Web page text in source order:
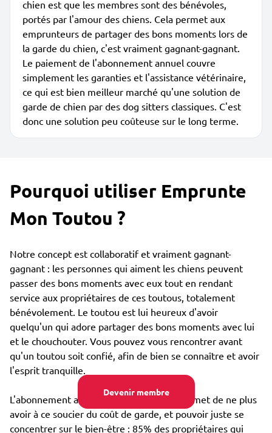
Devenir membre
chien est que les membres sont des bénévoles,
portés par l'amour des chiens. Cela permet aux
emprunteurs de partager des bons moments lors de
la garde du chien, c'est vraiment gagnant-gagnant.
Le paiement de l'abonnement annuel couvre
simplement les garanties et l'assistance vétérinaire,
ce qui est bien meilleur marché qu'une solution de
garde de chien par des dog sitters classiques. C'est
donc une solution peu coûteuse sur le long terme.
Pourquoi utiliser Emprunte
Mon Toutou ?
Notre concept est collaboratif et vraiment gagnant-
gagnant : les personnes qui aiment les chiens peuvent
passer des bons moments avec eux tout en rendant
service aux propriétaires de ces toutous, totalement
bénévolement. Le toutou est lui heureux d'avoir
quelqu'un qui adore partager des bons moments avec lui
et le chouchouter. Vous pouvez vous rencontrer avant
qu'un toutou soit confié, afin de bien se connaître et avoir
l'esprit tranquille.
L'abonnement annuel très bon marché permet de ne plus
avoir à ce soucier du coût de garde, et pouvoir juste se
concentrer sur le bien-être : 85% des propriétaires qui